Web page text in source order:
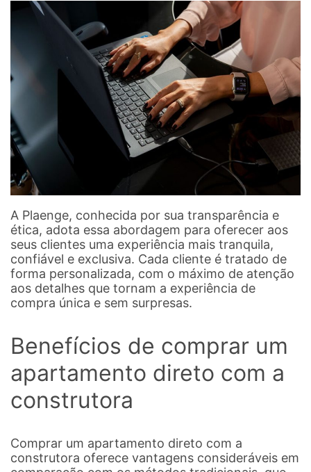
A Plaenge, conhecida por sua transparência e
ética, adota essa abordagem para oferecer aos
seus clientes uma experiência mais tranquila,
confiável e exclusiva. Cada cliente é tratado de
forma personalizada, com o máximo de atenção
aos detalhes que tornam a experiência de
compra única e sem surpresas.
Benefícios de comprar um
apartamento direto com a
construtora
Comprar um apartamento direto com a
construtora oferece vantagens consideráveis em